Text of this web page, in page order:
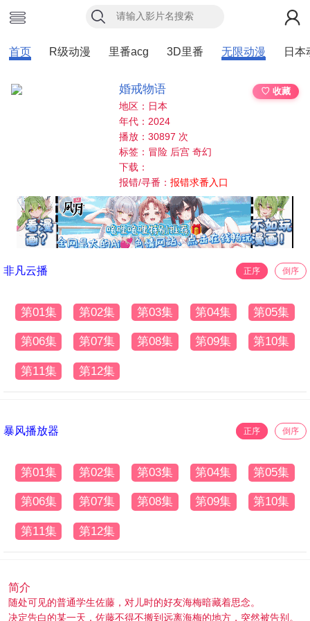
首页 R级动漫 里番acg 3D里番 无限动漫 日本
婚戒物语
♡ 收藏
地区：日本
年代：2024
播放：30897 次
标签：冒险 后宫 奇幻
下载：
报错/寻番：报错求番入口
非凡云播 正序 倒序
第01集 第02集 第03集 第04集 第05集
第06集 第07集 第08集 第09集 第10集
第11集 第12集
暴风播放器 正序 倒序
第01集 第02集 第03集 第04集 第05集
第06集 第07集 第08集 第09集 第10集
第11集 第12集
简介
随处可见的普通学生佐藤，对儿时的好友海梅暗藏着思念。
决定告白的某一天，佐藤不得不搬到远离海梅的地方，突然被告别。